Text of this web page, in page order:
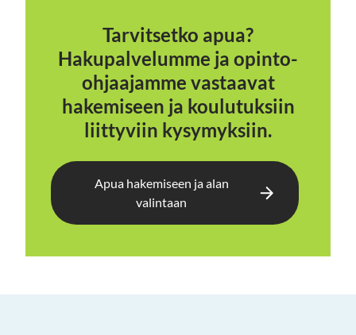
Tarvitsetko apua?
Hakupalvelumme ja opinto-
ohjaajamme vastaavat
hakemiseen ja koulutuksiin
liittyviin kysymyksiin.
Apua hakemiseen ja alan
valintaan